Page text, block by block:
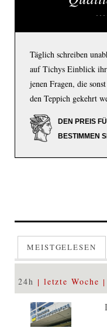
Täglich schreiben
auf Tichys Einblick
jenen Fragen, die
den Teppich gekehrt
DEN PREIS
BESTIMMEN
MEISTGELESEN
24h letzte Woche